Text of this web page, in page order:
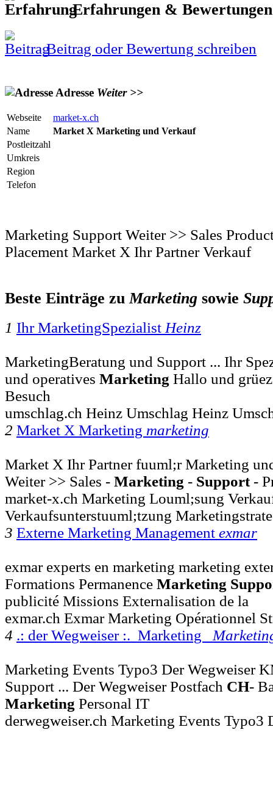
Erfahrungen &
Beitrag oder Bewertung schreiben
Adresse Weiter >>
Webseite
market-x.ch
Name
Market X Marketing und Verkauf
Postleitzahl
Umkreis
Region
Telefon
Marketing Support Weiter >> Sales
Placement Market X Ihr Partner Verkauf
Beste Einträge zuMarketing sowie
1 Ihr MarketingSpezialist Heinz
MarketingBeratung und Support ... Ihr
und operatives Marketing Hallo und
Besuch
umschlag.ch Heinz Umschlag Heinz
2 Market X Marketing marketing
Market X Ihr Partner fuuml;r Marketing
Weiter >> Sales - Marketing - Support-
market-x.ch Marketing Louml;sung
Verkaufsunterstuuml;tzung
3 Externe Marketing Management exmar
exmar experts en marketing marketing
Formations Permanence Marketing
publicité Missions Externalisation de la
exmar.ch Exmar Marketing Opérationnel
4 .: der Wegweiser :. Marketing
Marketing Events Typo3 Der Wegweiser
Support ... Der Wegweiser Postfach CH-
Marketing Personal IT
derwegweiser.ch Marketing Events Typo3